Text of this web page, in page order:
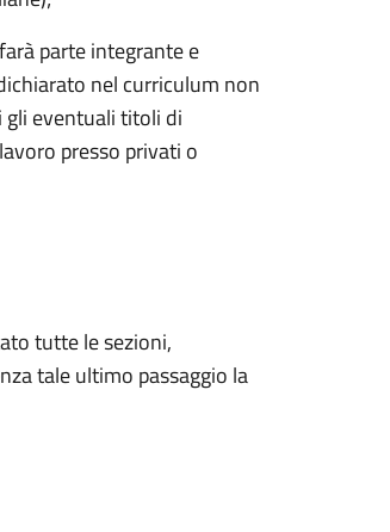
parte integrante e
nel curriculum non
gli eventuali titoli di
presso privati o
tutte le sezioni,
tale ultimo passaggio la